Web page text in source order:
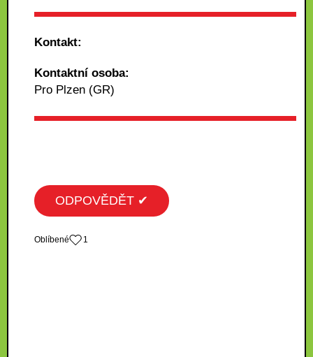
Kontakt:
Kontaktní osoba:
Pro Plzen (GR)
ODPOVĚDĚT ✔
Oblíbené 1